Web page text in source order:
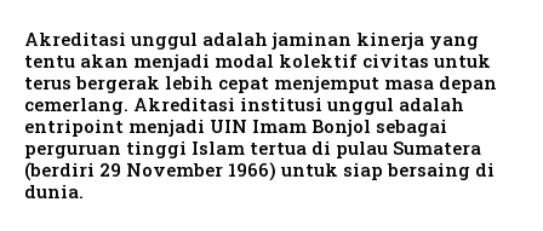
Akreditasi unggul adalah jaminan kinerja yang
tentu akan menjadi modal kolektif civitas untuk
terus bergerak lebih cepat menjemput masa depan
cemerlang. Akreditasi institusi unggul adalah
entripoint menjadi UIN Imam Bonjol sebagai
perguruan tinggi Islam tertua di pulau Sumatera
(berdiri 29 November 1966) untuk siap bersaing di
dunia.